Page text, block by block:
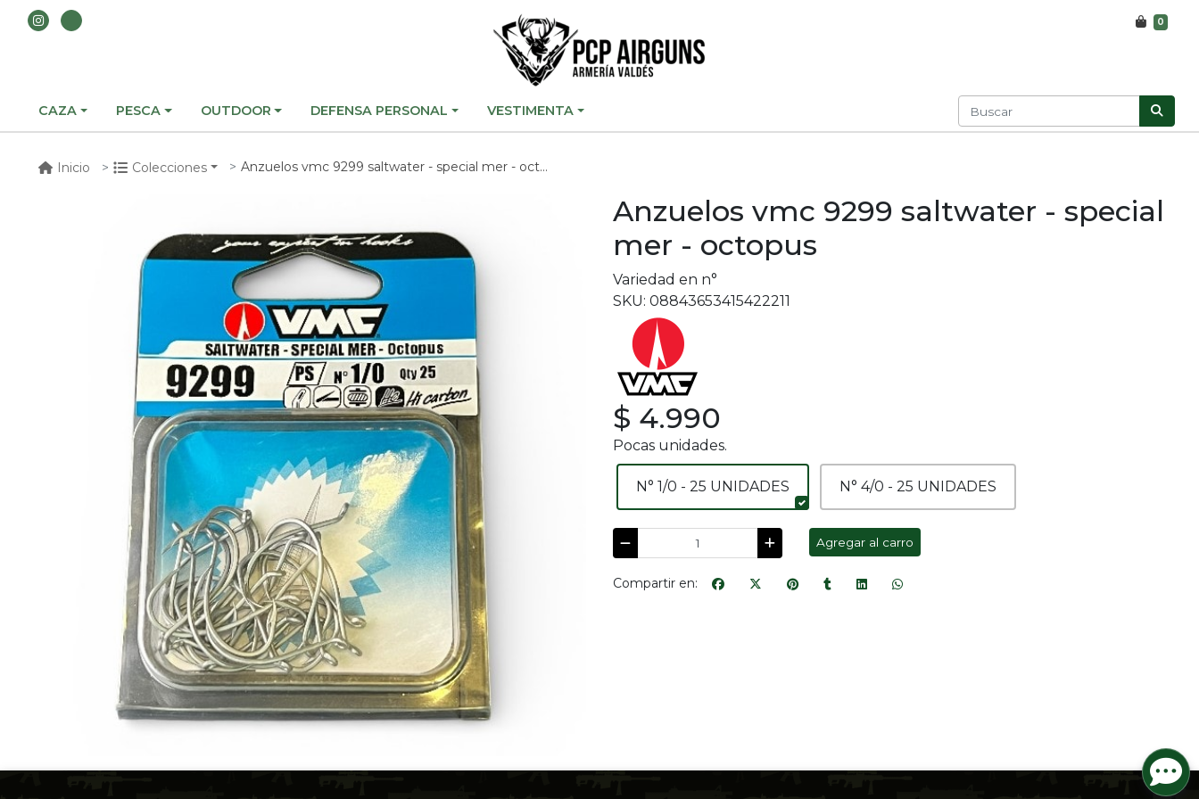
0
CAZA PESCA OUTDOOR DEFENSA PERSONAL VESTIMENTA
Inicio Colecciones Anzuelos vmc 9299 saltwater - special mer - octopus
Anzuelos vmc 9299 saltwater - special
mer - octopus
Variedad en n°
SKU: 08843653415422211
$ 4.990
Pocas unidades.
N° 1/0 - 25 UNIDADES N° 4/0 - 25 UNIDADES
Agregar al carro
Compartir en: